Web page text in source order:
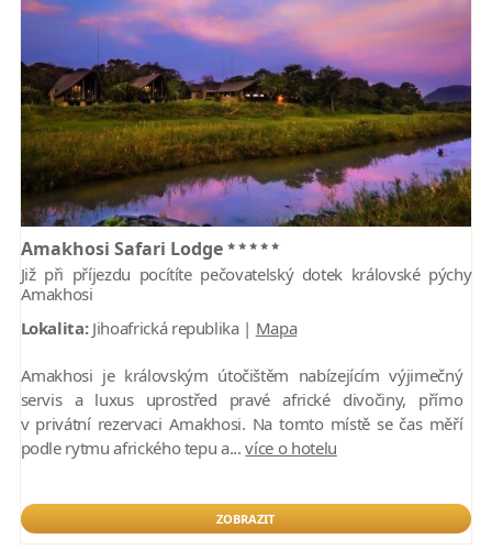
Amakhosi Safari Lodge*****
Již při příjezdu pocítíte pečovatelský dotek královské pýchy
Amakhosi
Lokalita:Jihoafrická republika | Mapa
Amakhosi je královským útočištěm nabízejícím výjimečný
servis a luxus uprostřed pravé africké divočiny, přímo
v privátní rezervaci Amakhosi. Na tomto místě se čas měří
podle rytmu afrického tepu a...více o hotelu
ZOBRAZIT